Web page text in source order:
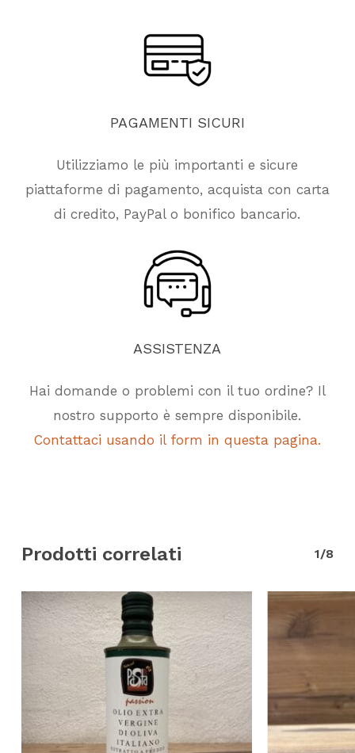
PAGAMENTI SICURI
Utilizziamo le più importanti e sicure
piattaforme di pagamento, acquista con carta
di credito, PayPal o bonifico bancario.
ASSISTENZA
Hai domande o problemi con il tuo ordine? Il
nostro supporto è sempre disponibile.
Contattaci usando il form in questa pagina.
Prodotti correlati 1/8